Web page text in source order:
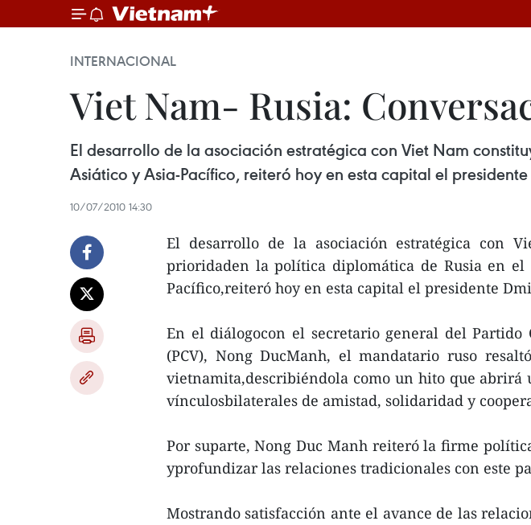
INTERNACIONAL
Viet Nam- Rusia:
El desarrollo de la asociación estratégica con Viet Nam
Asiático y Asia-Pacífico, reiteró hoy en esta capital el
10/07/2010 14:30
El desarrollo de la asociación estratégica con
prioridaden la política diplomática de Rusia en el
Pacífico,reiteró hoy en esta capital el presidente
En el diálogocon el secretario general del Partido
(PCV), Nong DucManh, el mandatario ruso
vietnamita,describiéndola como un hito que abrirá
vínculosbilaterales de amistad, solidaridad y
Por suparte, Nong Duc Manh reiteró la firme
yprofundizar las relaciones tradicionales con este
Mostrando satisfacción ante el avance de las